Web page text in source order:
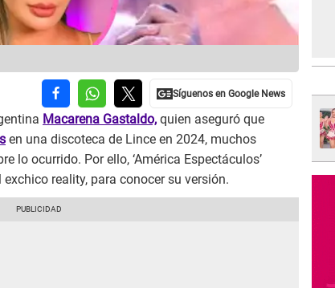
Macarena Gastaldo, quien aseguró que
en una discoteca de Lince en 2024, muchos
lo ocurrido. Por ello, ‘América Espectáculos’
reality, para conocer su versión.